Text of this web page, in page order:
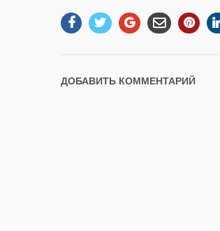
ДОБАВИТЬ КОММЕНТАРИЙ